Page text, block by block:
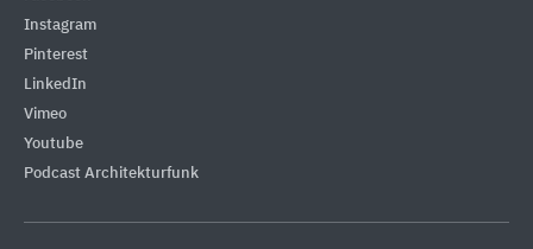
Instagram
Pinterest
LinkedIn
Vimeo
Youtube
Podcast Architekturfunk